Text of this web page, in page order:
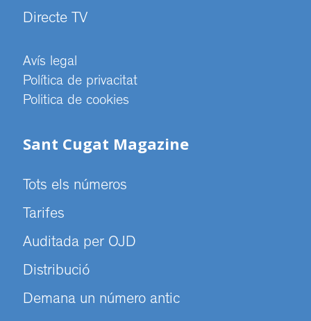
Directe TV
Avís legal
Política de privacitat
Politica de cookies
Sant Cugat Magazine
Tots els números
Tarifes
Auditada per OJD
Distribució
Demana un número antic